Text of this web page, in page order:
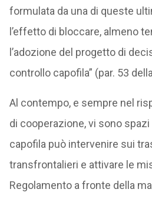
formulata da una di queste
l’effetto di bloccare, almeno
l’adozione del progetto di
controllo capofila” (par. 53
Al contempo, e sempre nel
di cooperazione, vi sono spazi
capofila può intervenire sui
transfrontalieri e attivare le
Regolamento a fronte della